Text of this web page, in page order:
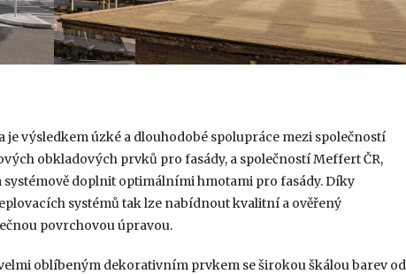
výsledkem úzké a dlouhodobé spolupráce mezi společností
obkladových prvků pro fasády, a společností Meffert ČR,
doplnit optimálními hmotami pro fasády. Díky
systémů tak lze nabídnout kvalitní a ověřený
povrchovou úpravou.
oblíbeným dekorativním prvkem se širokou škálou barev od